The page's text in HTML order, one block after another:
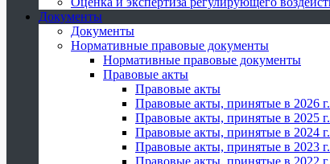
Документы
Документы
Нормативные правовые документы
Нормативные правовые документы
Правовые акты
Правовые акты
Правовые акты, принятые в 2026 г.
Правовые акты, принятые в 2025 г.
Правовые акты, принятые в 2024 г.
Правовые акты, принятые в 2023 г.
Правовые акты, принятые в 2022 г.